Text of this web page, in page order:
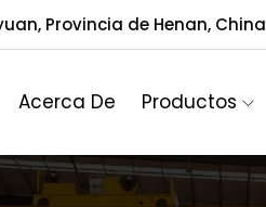
Provincia de Henan, China
Acerca De Productos